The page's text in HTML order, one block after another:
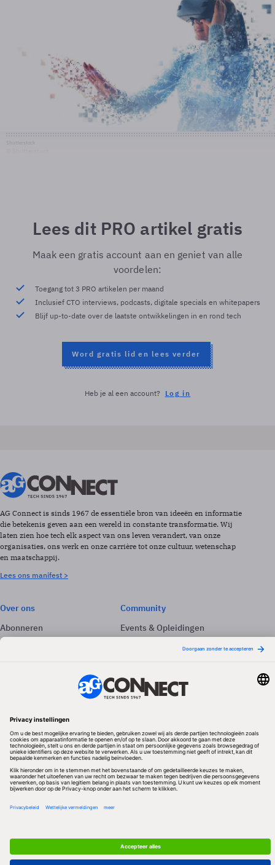
Lees dit PRO artikel gratis
Maak een gratis account aan en geniet van alle
voordelen:
Toegang tot 3 PRO artikelen per maand
Inclusief CTO interviews, podcasts, digitale specials en whitepapers
Blijf up-to-date over de laatste ontwikkelingen in en rond tech
Word gratis lid en lees verder
Heb je al een account? Log in
AG Connect is sinds 1967 de essentiële bron van ideeën en informatie
die betekenis geven aan een wereld in constante transformatie. Wij
laten zien hoe tech elk aspect van ons leven verandert, van onze
organisaties, ons werk en onze carrière tot onze cultuur, wetenschap
en maatschappij.
Lees ons manifest >
Over ons
Abonneren
Adverteren
Community
Events & Opleidingen
Volg ons
Redactionele partner
Algemene Voorwaarden & Copyrights